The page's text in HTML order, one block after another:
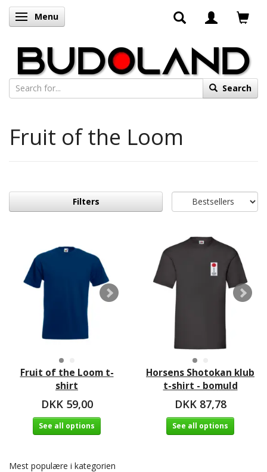
Toggle navigation
Menu
Search
Fruit of the Loom
Filters
Fruit of the Loom t-
shirt
DKK 59,00
See all options
Horsens Shotokan klub
t-shirt - bomuld
DKK 87,78
See all options
Mest populære i kategorien